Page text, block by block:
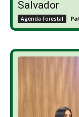
Salvador
Agenda Forestal